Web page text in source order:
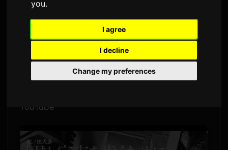
you.
I agree
I decline
Change my preferences
1,557 ครั้งที่เข้าชม
Kimi to Uchuu wo Aruku Tame ni
มิวสิกวิดีโอพิเศษจากความร่วมมือ โดยใช้เพลง
Seinto Erumo no Hi (St. Elmo's Fire)
BUMP
YouTube